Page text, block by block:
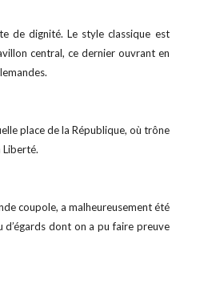
de dignité. Le style classique est
central, ce dernier ouvrant en
place de la République, où trône
Liberté.
coupole, a malheureusement été
dont on a pu faire preuve